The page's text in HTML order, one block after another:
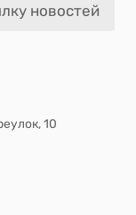
новостей
10